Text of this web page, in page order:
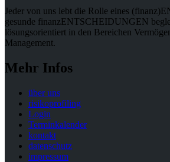
Jeder von uns lebt die Rolle eines
gesunde finanzENTSCHEIDUNGEN
lösungsorientiert in den Bereichen
Management.
Mehr Infos
über uns
risikoprofiling
Login
Terminkalender
kontakt
datenschutz
impressum